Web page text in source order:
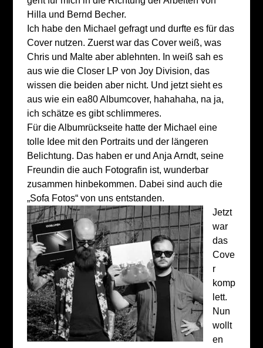
Hilla und Bernd Becher.
Ich habe den Michael gefragt und durfte es für das
Cover nutzen. Zuerst war das Cover weiß, was
Chris und Malte aber ablehnten. In weiß sah es
aus wie die Closer LP von Joy Division, das
wissen die beiden aber nicht. Und jetzt sieht es
aus wie ein ea80 Albumcover, hahahaha, na ja,
ich schätze es gibt schlimmeres.
Für die Albumrückseite hatte der Michael eine
tolle Idee mit den Portraits und der längeren
Belichtung. Das haben er und Anja Arndt, seine
Freundin die auch Fotografin ist, wunderbar
zusammen hinbekommen. Dabei sind auch die
„Sofa Fotos“ von uns entstanden.
Jetzt
war
das
Cove
r
komp
lett.
Nun
wollt
en